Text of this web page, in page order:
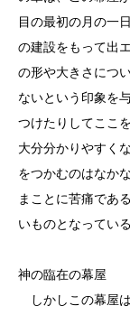
目の最初の月の一
の建設をもって出
の形や大きさにつ
ないという印象を
つけたりしてここ
大分分かりやすく
をつかむのはなか
まことに苦痛であ
いものとなってい
神の臨在の幕屋
しかしこの幕屋